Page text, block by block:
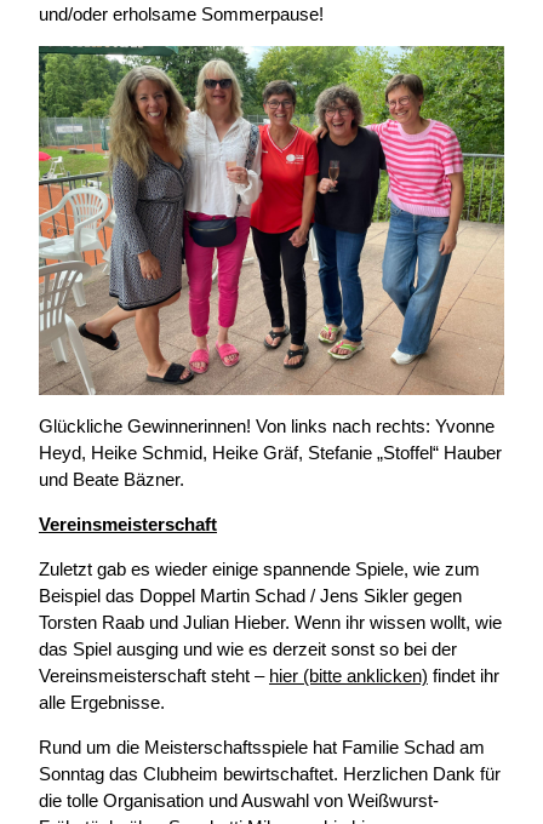
Direkt
zum
Inhalt
und/oder erholsame Sommerpause!
Glückliche Gewinnerinnen! Von links nach rechts: Yvonne
Heyd, Heike Schmid, Heike Gräf, Stefanie „Stoffel“ Hauber
und Beate Bäzner.
Vereinsmeisterschaft
Zuletzt gab es wieder einige spannende Spiele, wie zum
Beispiel das Doppel Martin Schad / Jens Sikler gegen
Torsten Raab und Julian Hieber. Wenn ihr wissen wollt, wie
das Spiel ausging und wie es derzeit sonst so bei der
Vereinsmeisterschaft steht – hier (bitte anklicken) findet ihr
alle Ergebnisse.
Rund um die Meisterschaftsspiele hat Familie Schad am
Sonntag das Clubheim bewirtschaftet. Herzlichen Dank für
die tolle Organisation und Auswahl von Weißwurst-